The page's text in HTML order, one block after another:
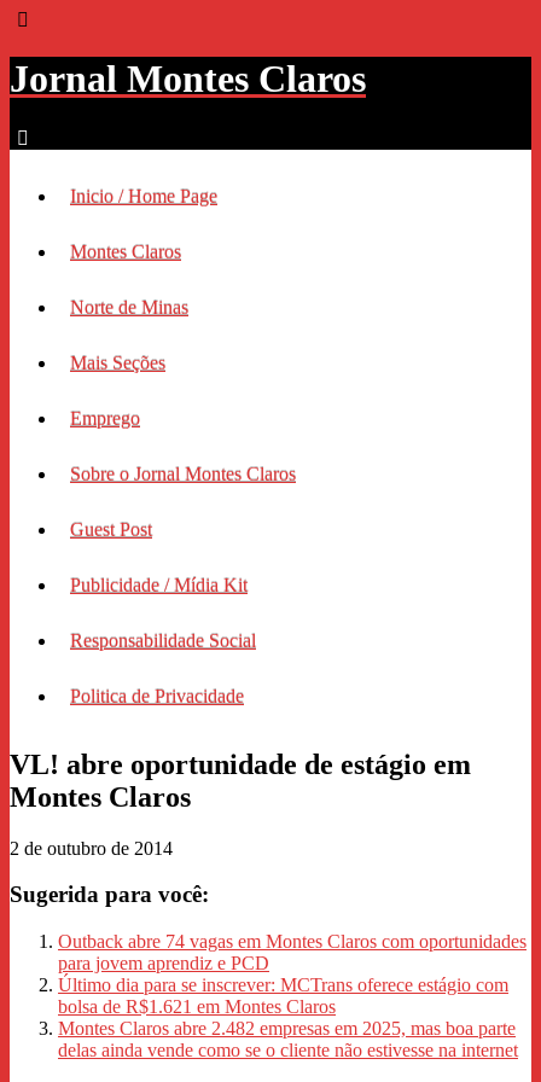
Jornal Montes Claros
Inicio / Home Page
Montes Claros
Norte de Minas
Mais Seções
Emprego
Sobre o Jornal Montes Claros
Guest Post
Publicidade / Mídia Kit
Responsabilidade Social
Politica de Privacidade
VL! abre oportunidade de estágio em
Montes Claros
2 de outubro de 2014
Sugerida para você:
Outback abre 74 vagas em Montes Claros com oportunidades
para jovem aprendiz e PCD
Último dia para se inscrever: MCTrans oferece estágio com
bolsa de R$1.621 em Montes Claros
Montes Claros abre 2.482 empresas em 2025, mas boa parte
delas ainda vende como se o cliente não estivesse na internet